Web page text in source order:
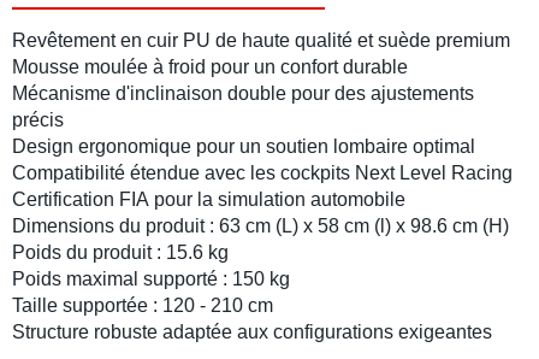
Revêtement en cuir PU de haute qualité et suède premium
Mousse moulée à froid pour un confort durable
Mécanisme d'inclinaison double pour des ajustements
précis
Design ergonomique pour un soutien lombaire optimal
Compatibilité étendue avec les cockpits Next Level Racing
Certification FIA pour la simulation automobile
Dimensions du produit : 63 cm (L) x 58 cm (l) x 98.6 cm (H)
Poids du produit : 15.6 kg
Poids maximal supporté : 150 kg
Taille supportée : 120 - 210 cm
Structure robuste adaptée aux configurations exigeantes